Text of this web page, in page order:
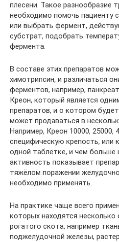
плесени. Такое разнообразие
необходимо помочь пациенту
или выбрать фермент,
субстрат, подобрать
фермента.
В составе этих препаратов
химотрипсин, и различаться
ферментов, например,
Креон, который является
препаратов, и о котором
может продаваться в
Например, Креон 10000, 25000,
специфическую крепость, или
одной таблетке, и чем
активность показывает
тяжёлом поражении
необходимо применять.
На практике чаще всего
которых находятся несколько
рогатого скота, например
поджелудочной железы,